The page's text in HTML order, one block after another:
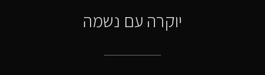
יוקרה עם נשמה